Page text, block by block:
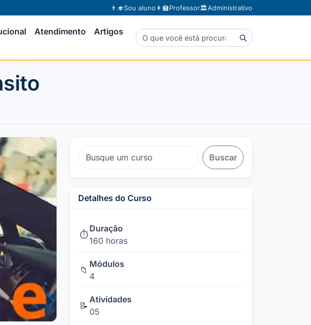
👨‍🎓Sou aluno 👩‍🏫Professor🏛️Administrativo
Atendimento Artigos
Buscar
Detalhes do Curso
⏱️
Duração
160 horas
📁
Módulos
4
📝
Atividades
05